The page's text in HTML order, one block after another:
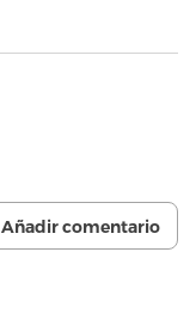
Añadir comentario